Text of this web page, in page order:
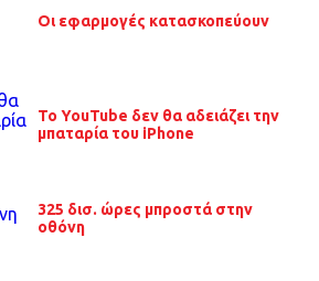
Οι εφαρμογές κατασκοπεύουν
Το YouTube δεν θα αδειάζει την
μπαταρία του iPhone
325 δισ. ώρες μπροστά στην
οθόνη